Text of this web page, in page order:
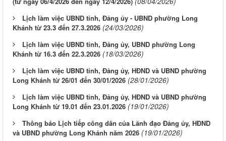
Lịch làm việc UBND tỉnh, Đảng ủy - UBND phường Long
Khánh từ 23.3 đến 27.3.2026 (24/03/2026)
Lịch làm việc UBND tỉnh, Đảng ủy, UBND phường Long
Khánh từ 16.3 đến 22.3.2026 (18/03/2026)
Lịch làm việc UBND tỉnh, Đảng ủy, HĐND và UBND phường
Long Khánh từ 26/01 đến 30/01/2026 (28/01/2026)
Lịch làm việc UBND tỉnh, Đảng ủy, HĐND và UBND phường
Long Khánh từ 19.01 đến 23.01.2026 (19/01/2026)
Thông báo Lịch tiếp công dân của Lãnh đạo Đảng ủy, HĐND
và UBND phường Long Khánh năm 2026 (19/01/2026)